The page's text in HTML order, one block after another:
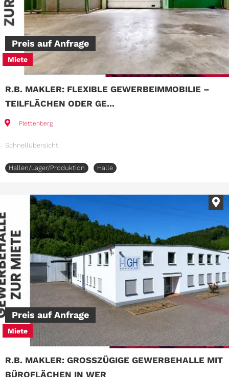
Preis auf Anfrage
Miete
R.B. MAKLER: FLEXIBLE GEWERBEIMMOBILIE –
TEILFLÄCHEN ODER GE...
Plettenberg
Schnellübersicht:
Hallen/Lager/Produktion Halle
Preis auf Anfrage
Miete
R.B. MAKLER: GROSSZÜGIGE GEWERBEHALLE MIT B
ÜROFLÄCHEN IN WER